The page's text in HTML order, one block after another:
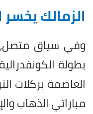
الزمالك يخسر
وفي سياق
بطولة
مباراتي الذهاب